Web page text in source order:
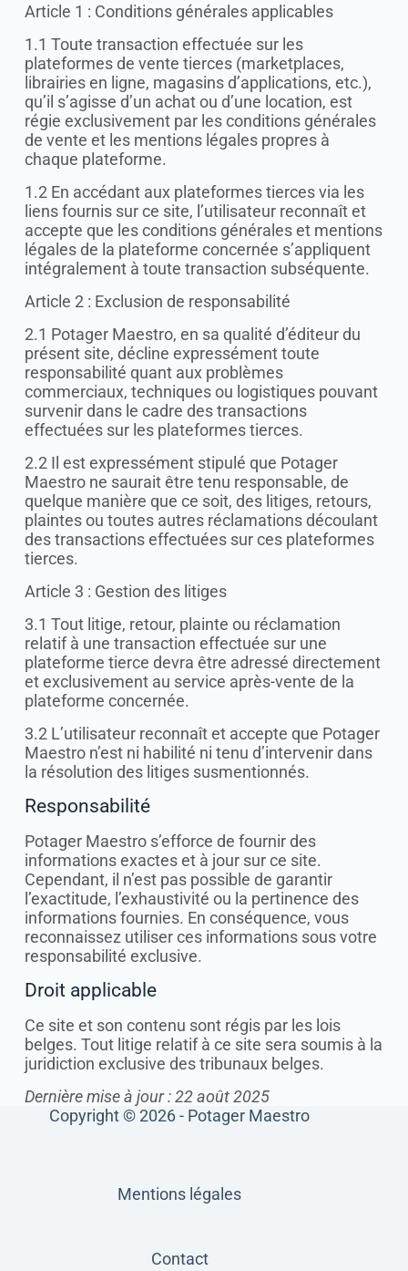
Article 1 : Conditions générales applicables
1.1 Toute transaction effectuée sur les
plateformes de vente tierces (marketplaces,
librairies en ligne, magasins d’applications, etc.),
qu’il s’agisse d’un achat ou d’une location, est
régie exclusivement par les conditions générales
de vente et les mentions légales propres à
chaque plateforme.
1.2 En accédant aux plateformes tierces via les
liens fournis sur ce site, l’utilisateur reconnaît et
accepte que les conditions générales et mentions
légales de la plateforme concernée s’appliquent
intégralement à toute transaction subséquente.
Article 2 : Exclusion de responsabilité
2.1 Potager Maestro, en sa qualité d’éditeur du
présent site, décline expressément toute
responsabilité quant aux problèmes
commerciaux, techniques ou logistiques pouvant
survenir dans le cadre des transactions
effectuées sur les plateformes tierces.
2.2 Il est expressément stipulé que Potager
Maestro ne saurait être tenu responsable, de
quelque manière que ce soit, des litiges, retours,
plaintes ou toutes autres réclamations découlant
des transactions effectuées sur ces plateformes
tierces.
Article 3 : Gestion des litiges
3.1 Tout litige, retour, plainte ou réclamation
relatif à une transaction effectuée sur une
plateforme tierce devra être adressé directement
et exclusivement au service après-vente de la
plateforme concernée.
3.2 L’utilisateur reconnaît et accepte que Potager
Maestro n’est ni habilité ni tenu d’intervenir dans
la résolution des litiges susmentionnés.
Responsabilité
Potager Maestro s’efforce de fournir des
informations exactes et à jour sur ce site.
Cependant, il n’est pas possible de garantir
l’exactitude, l’exhaustivité ou la pertinence des
informations fournies. En conséquence, vous
reconnaissez utiliser ces informations sous votre
responsabilité exclusive.
Droit applicable
Ce site et son contenu sont régis par les lois
belges. Tout litige relatif à ce site sera soumis à la
juridiction exclusive des tribunaux belges.
Dernière mise à jour : 22 août 2025
Copyright © 2026 - Potager Maestro
Mentions légales
Contact